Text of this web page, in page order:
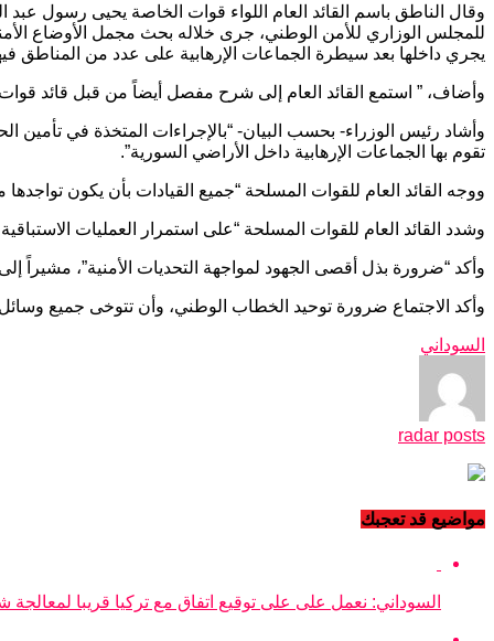
وقال الناطق باسم القائد العام اللواء قوات الخاصة يحيى رسول عبد
للمجلس الوزاري للأمن الوطني، جرى خلاله بحث مجمل الأوضاع
يجري داخلها بعد سيطرة الجماعات الإرهابية على عدد من المناطق
وأضاف، ” استمع القائد العام إلى شرح مفصل أيضاً من قبل قائد
وأشاد رئيس الوزراء- بحسب البيان- “بالإجراءات المتخذة في تأمين
تقوم بها الجماعات الإرهابية داخل الأراضي السورية”.
ووجه القائد العام للقوات المسلحة “جميع القيادات بأن يكون
وشدد القائد العام للقوات المسلحة “على استمرار العمليات
وأكد “ضرورة بذل أقصى الجهود لمواجهة التحديات الأمنية”، مشيراً
وأكد الاجتماع ضرورة توحيد الخطاب الوطني، وأن تتوخى جميع وسائل
السوداني
radar posts
مواضيع قد تعجبك
السوداني: نعمل على على توقيع اتفاق مع تركيا قريبا لمعالجة